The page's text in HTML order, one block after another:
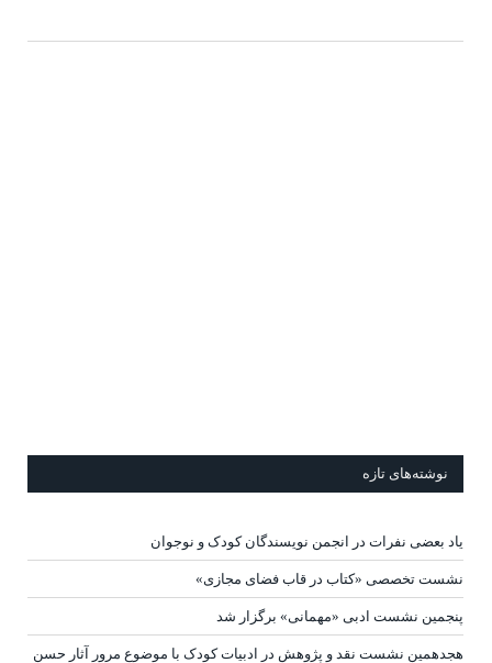
نوشته‌های تازه
یاد بعضی نفرات در انجمن نویسندگان کودک و نوجوان
نشست تخصصی «کتاب در قاب فضای مجازی»
پنجمین نشست ادبی «مهمانی» برگزار شد
هجدهمین نشست نقد و پژوهش در ادبیات کودک با موضوع مرور آثار حسن